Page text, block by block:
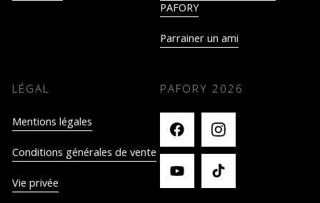
PAFORY
Parrainer un ami
LÉGAL
Mentions légales
Conditions générales de vente
Vie privée
PAFORY 2026